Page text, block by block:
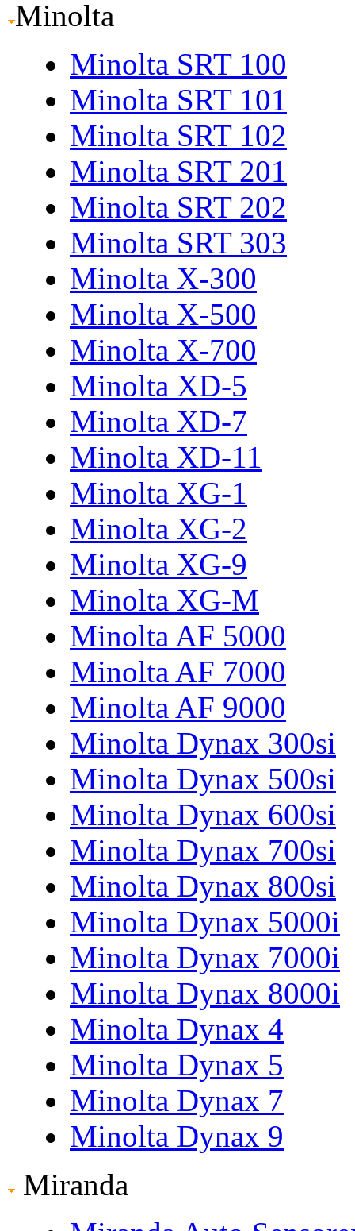
Minolta
Minolta SRT 100
Minolta SRT 101
Minolta SRT 102
Minolta SRT 201
Minolta SRT 202
Minolta SRT 303
Minolta X-300
Minolta X-500
Minolta X-700
Minolta XD-5
Minolta XD-7
Minolta XD-11
Minolta XG-1
Minolta XG-2
Minolta XG-9
Minolta XG-M
Minolta AF 5000
Minolta AF 7000
Minolta AF 9000
Minolta Dynax 300si
Minolta Dynax 500si
Minolta Dynax 600si
Minolta Dynax 700si
Minolta Dynax 800si
Minolta Dynax 5000i
Minolta Dynax 7000i
Minolta Dynax 8000i
Minolta Dynax 4
Minolta Dynax 5
Minolta Dynax 7
Minolta Dynax 9
Miranda